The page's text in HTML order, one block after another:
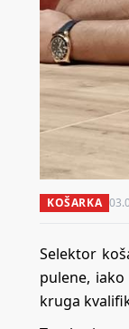
KOŠARKA
Selektor
pulene,
kruga